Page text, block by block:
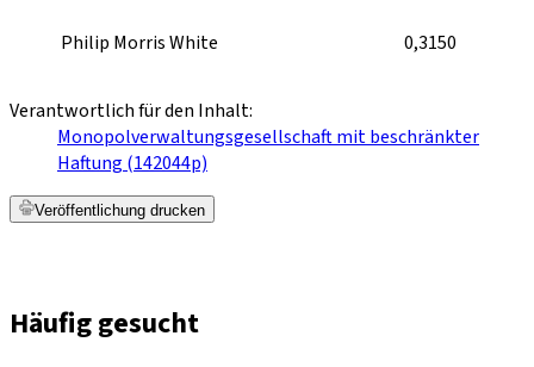
Philip Morris White 0,3150
Verantwortlich für den Inhalt:
Monopolverwaltungsgesellschaft mit beschränkter
Haftung (142044p)
Veröffentlichung drucken
Häufig gesucht